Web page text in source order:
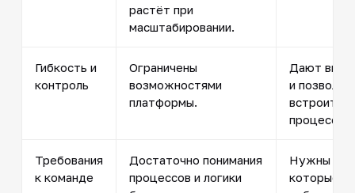
растёт при
масштабировании.
Гибкость и
контроль
Ограничены
возможностями
платформы.
Дают
и
процессы.
Требования
к команде
Достаточно понимания
процессов и логики
Нужны
которые